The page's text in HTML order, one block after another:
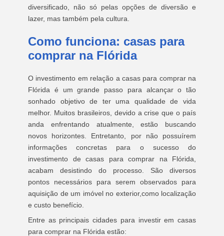
diversificado, não só pelas opções de diversão e
lazer, mas também pela cultura.
Como funciona: casas para
comprar na Flórida
O investimento em relação a casas para comprar na
Flórida é um grande passo para alcançar o tão
sonhado objetivo de ter uma qualidade de vida
melhor. Muitos brasileiros, devido a crise que o país
anda enfrentando atualmente, estão buscando
novos horizontes. Entretanto, por não possuírem
informações concretas para o sucesso do
investimento de casas para comprar na Flórida,
acabam desistindo do processo. São diversos
pontos necessários para serem observados para
aquisição de um imóvel no exterior,como localização
e custo benefício.
Entre as principais cidades para investir em casas
para comprar na Flórida estão: